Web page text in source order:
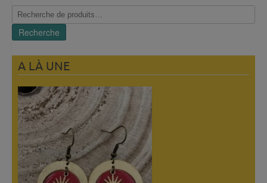
Recherche
pour :
Recherche
A LÀ UNE